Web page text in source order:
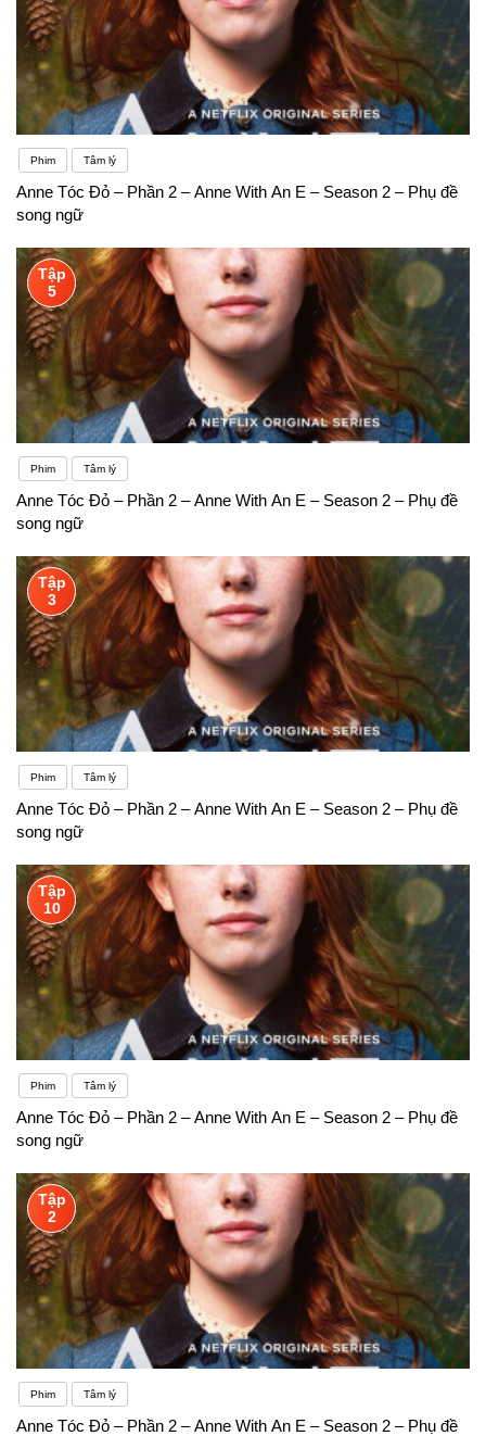
Phim Tâm lý
Anne Tóc Đỏ – Phần 2 – Anne With An E – Season 2 – Phụ đề
song ngữ
Tập
5
Phim Tâm lý
Anne Tóc Đỏ – Phần 2 – Anne With An E – Season 2 – Phụ đề
song ngữ
Tập
3
Phim Tâm lý
Anne Tóc Đỏ – Phần 2 – Anne With An E – Season 2 – Phụ đề
song ngữ
Tập
10
Phim Tâm lý
Anne Tóc Đỏ – Phần 2 – Anne With An E – Season 2 – Phụ đề
song ngữ
Tập
2
Phim Tâm lý
Anne Tóc Đỏ – Phần 2 – Anne With An E – Season 2 – Phụ đề